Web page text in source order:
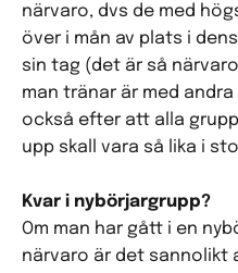
närvaro, dvs de med
över i mån av plats i
sin tag (det är så
man tränar är med
också efter att alla
upp skall vara så lika i
Kvar i nybörjargrupp?
Om man har gått i en
närvaro är det sannolikt